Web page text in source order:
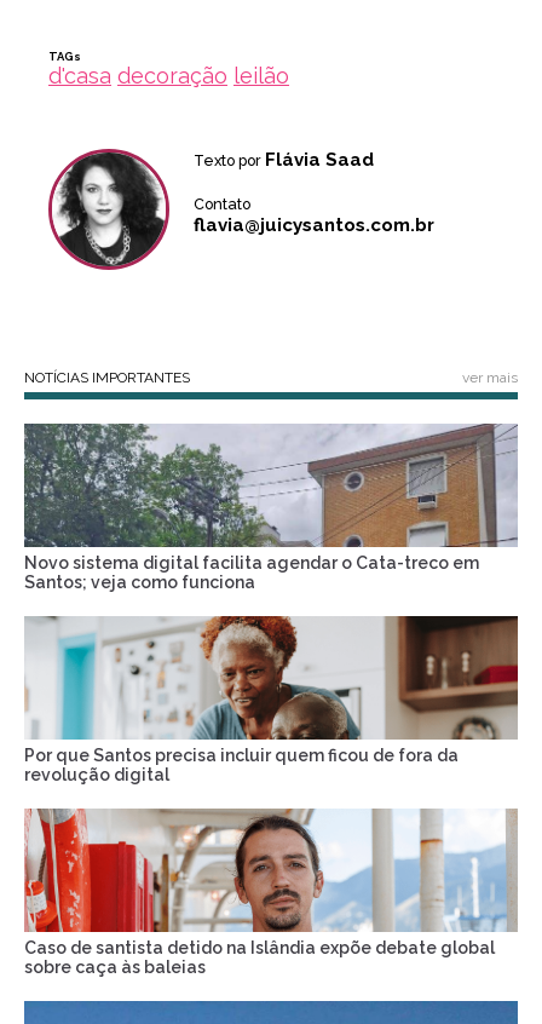
TAGs
d'casa decoração leilão
Texto por Flávia Saad
Contato
flavia@juicysantos.com.br
NOTÍCIAS IMPORTANTES ver mais
Novo sistema digital facilita agendar o Cata-treco em
Santos; veja como funciona
Por que Santos precisa incluir quem ficou de fora da
revolução digital
Caso de santista detido na Islândia expõe debate global
sobre caça às baleias